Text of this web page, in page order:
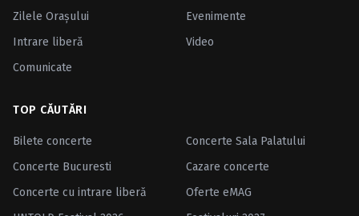
Zilele Oraşului
Evenimente
Intrare liberă
Video
Comunicate
TOP CĂUTĂRI
Bilete concerte
Concerte Sala Palatului
Concerte Bucuresti
Cazare concerte
Concerte cu intrare liberă
Oferte eMAG